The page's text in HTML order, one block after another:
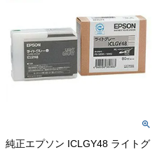
純正エプソン ICLGY48 ライトグ